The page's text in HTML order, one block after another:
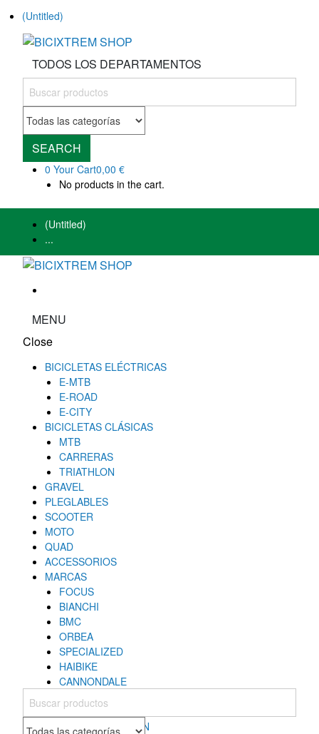
(Untitled)
TODOS LOS DEPARTAMENTOS
SEARCH
0 Your Cart0,00 €
No products in the cart.
(Untitled)
...
MENU
Close
BICICLETAS ELÉCTRICAS
E-MTB
E-ROAD
E-CITY
BICICLETAS CLÁSICAS
MTB
CARRERAS
TRIATHLON
GRAVEL
PLEGLABLES
SCOOTER
MOTO
QUAD
ACCESSORIOS
MARCAS
FOCUS
BIANCHI
BMC
ORBEA
SPECIALIZED
HAIBIKE
CANNONDALE
COLNAGO
MONDRAKER
ROCKY MOUNTAIN